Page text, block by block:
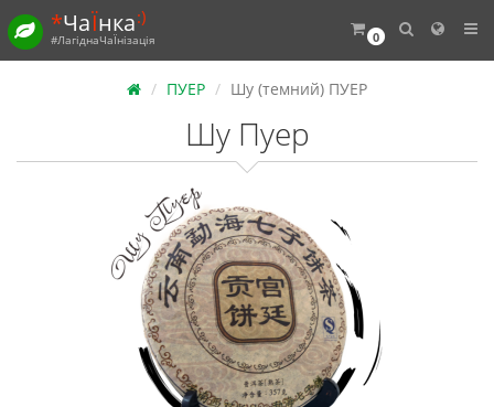
0
*ЧаЇнка:)
#ЛагіднаЧаЇнізація
ПУЕР Шу (темний) ПУЕР
Шу Пуер